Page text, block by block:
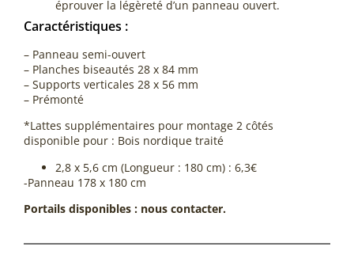
éprouver la légèreté d’un panneau ouvert.
Caractéristiques :
– Panneau semi-ouvert
– Planches biseautés 28 x 84 mm
– Supports verticales 28 x 56 mm
– Prémonté
*Lattes supplémentaires pour montage 2 côtés
disponible pour : Bois nordique traité
2,8 x 5,6 cm (Longueur : 180 cm) : 6,3€
-Panneau 178 x 180 cm
Portails disponibles : nous contacter.